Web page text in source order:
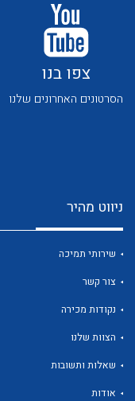
לכל מוצרי היצרן
צפו בנו
הסרטונים האחרונים שלנו
ניווט מהיר
שירותי תמיכה
צור קשר
נקודות מכירה
הצוות שלנו
שאלות ותשובות
אודות